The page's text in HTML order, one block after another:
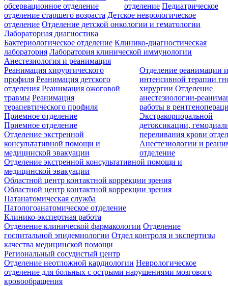
обсервационное отделение
отделение Педиатрическое
отделение старшего возраста Детское неврологическое
отделение Отделение детской онкологии и гематологии
Лабораторная диагностика
Бактериологическое отделение Клинико-диагностическая
лаборатория Лаборатория клинической иммунологии
Анестезиология и реанимация
Реанимация хирургического
профиля Реанимация детского
отделения Реанимация ожоговой
травмы Реанимация
терапевтического профиля
Отделение реанимации
интенсивной терапии
хирургии Отделение
анестезиологии-
работы в
Экстракорпоральной
детоксикации,
переливания крови
Анестезиологии и
отделение
Приемное отделение
Приемное отделение
Отделение экстренной
консультативной помощи и
медицинской эвакуации
Отделение экстренной консультативной помощи и
медицинской эвакуации
Областной центр контактной коррекции зрения
Областной центр контактной коррекции зрения
Патанатомическая служба
Патологоанатомическое отделение
Клинико-экспертная работа
Отделение клинической фармакологии Отделение
госпитальной эпидемиологии Отдел контроля и экспертизы
качества медицинской помощи
Региональный сосудистый центр
Отделение неотложной кардиологии Неврологическое
отделение для больных с острыми нарушениями мозгового
кровообращения